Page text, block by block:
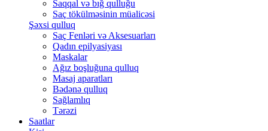
Saqqal və bığ qulluğu
Saç tökülməsinin müalicəsi
Şəxsi qulluq
Saç Fenləri və Aksesuarları
Qadın epilyasiyası
Maskalar
Ağız boşluğuna qulluq
Masaj aparatları
Bədənə qulluq
Sağlamlıq
Tərəzi
Saatlar